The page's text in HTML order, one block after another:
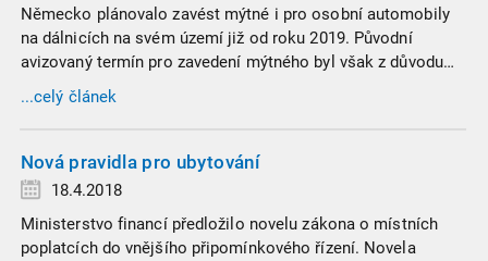
Německo plánovalo zavést mýtné i pro osobní automobily
na dálnicích na svém území již od roku 2019. Původní
avizovaný termín pro zavedení mýtného byl však z důvodu
stále probíhajícího výběrového řízení odložen. Osobní
automobily by tedy měly podléhat mýtnému až od poloviny
která doposud používaní dálnic osobními automobily
neměla zpoplatněno.
...celý článek
Nová pravidla pro ubytování
18.4.2018
Ministerstvo financí předložilo novelu zákona o místních
poplatcích do vnějšího připomínkového řízení. Novela